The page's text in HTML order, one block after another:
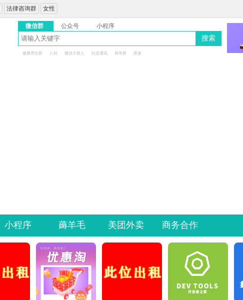
法律咨询群 女性
微信群 公众号 小程序
搜索
健康养生群 八卦 微信大群人 社交通讯 帅哥群 星座
小程序 薅羊毛 美团外卖 商务合作